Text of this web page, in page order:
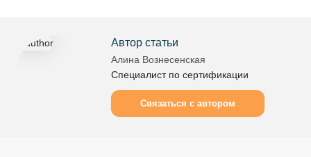
Автор статьи
Алина Вознесенская
Специалист по сертификации
Связаться с автором